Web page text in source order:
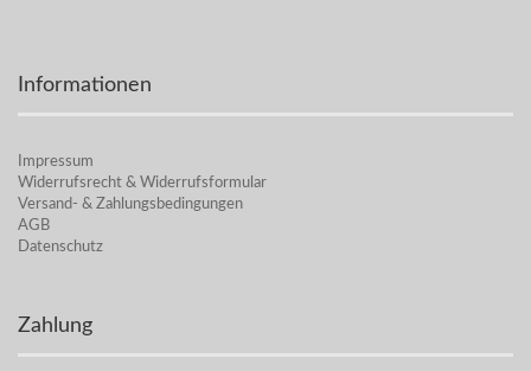
Informationen
Impressum
Widerrufsrecht & Widerrufsformular
Versand- & Zahlungsbedingungen
AGB
Datenschutz
Zahlung